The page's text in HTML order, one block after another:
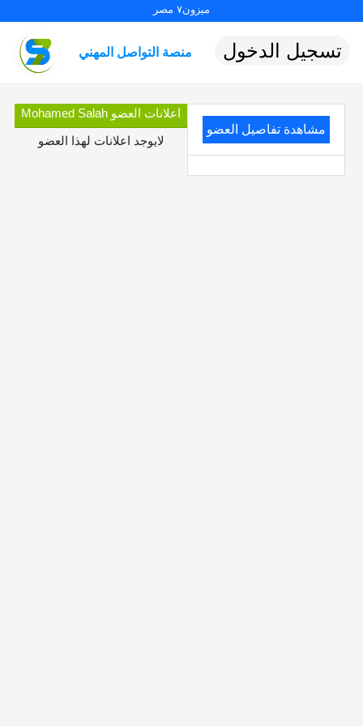
ميزون٧ مصر
منصة التواصل المهني تسجيل الدخول
مشاهدة تفاصيل العضو
اعلانات العضو Mohamed Salah
لايوجد اعلانات لهذا العضو